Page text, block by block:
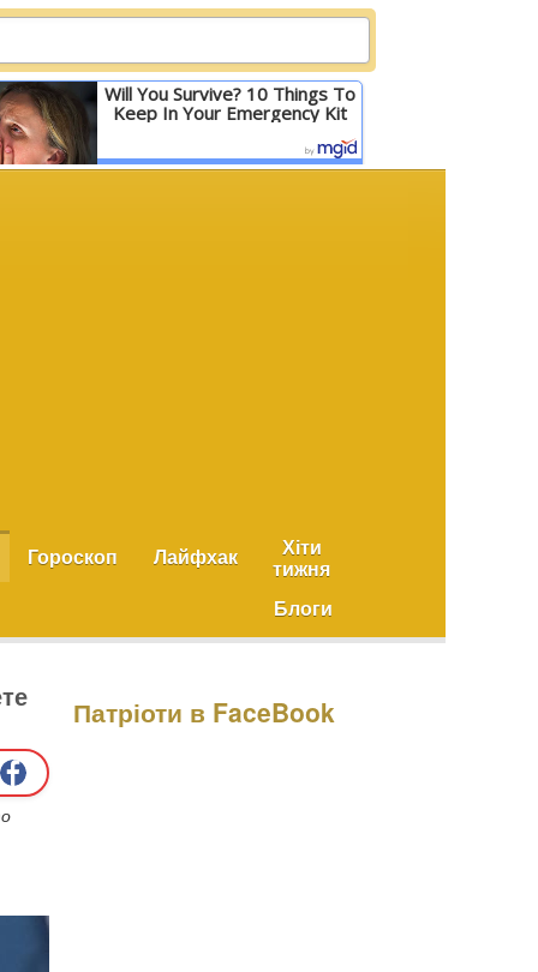
Will You Survive? 10 Things To
Keep In Your Emergency Kit
Детальніше
Гороскоп Лайфхак Хіти
тижня
Блоги
Патріоти в FaceBook